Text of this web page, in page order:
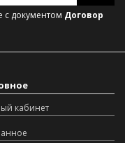
с документом Договор
кабинет